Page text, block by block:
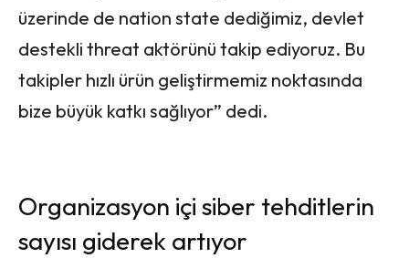
üzerinde de nation state dediğimiz, devlet
destekli threat aktörünü takip ediyoruz. Bu
takipler hızlı ürün geliştirmemiz noktasında
bize büyük katkı sağlıyor” dedi.
Organizasyon içi siber tehditlerin
sayısı giderek artıyor